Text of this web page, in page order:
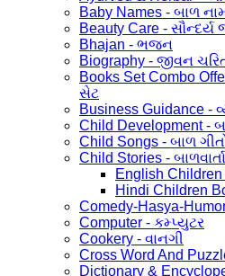
Baby Names - બાળ
Beauty Care -
Bhajan - ભજન
Biography - જીવન
Books Set Combo
સેટ
Business Guidance -
Child Development -
Child Songs - બાળ
Child Stories - બાળવાર્તા
English
Hindi Children
Comedy-Hasya-
Computer - કમ્પ્યુટર
Cookery - વાનગી
Cross Word And
Dictionary &